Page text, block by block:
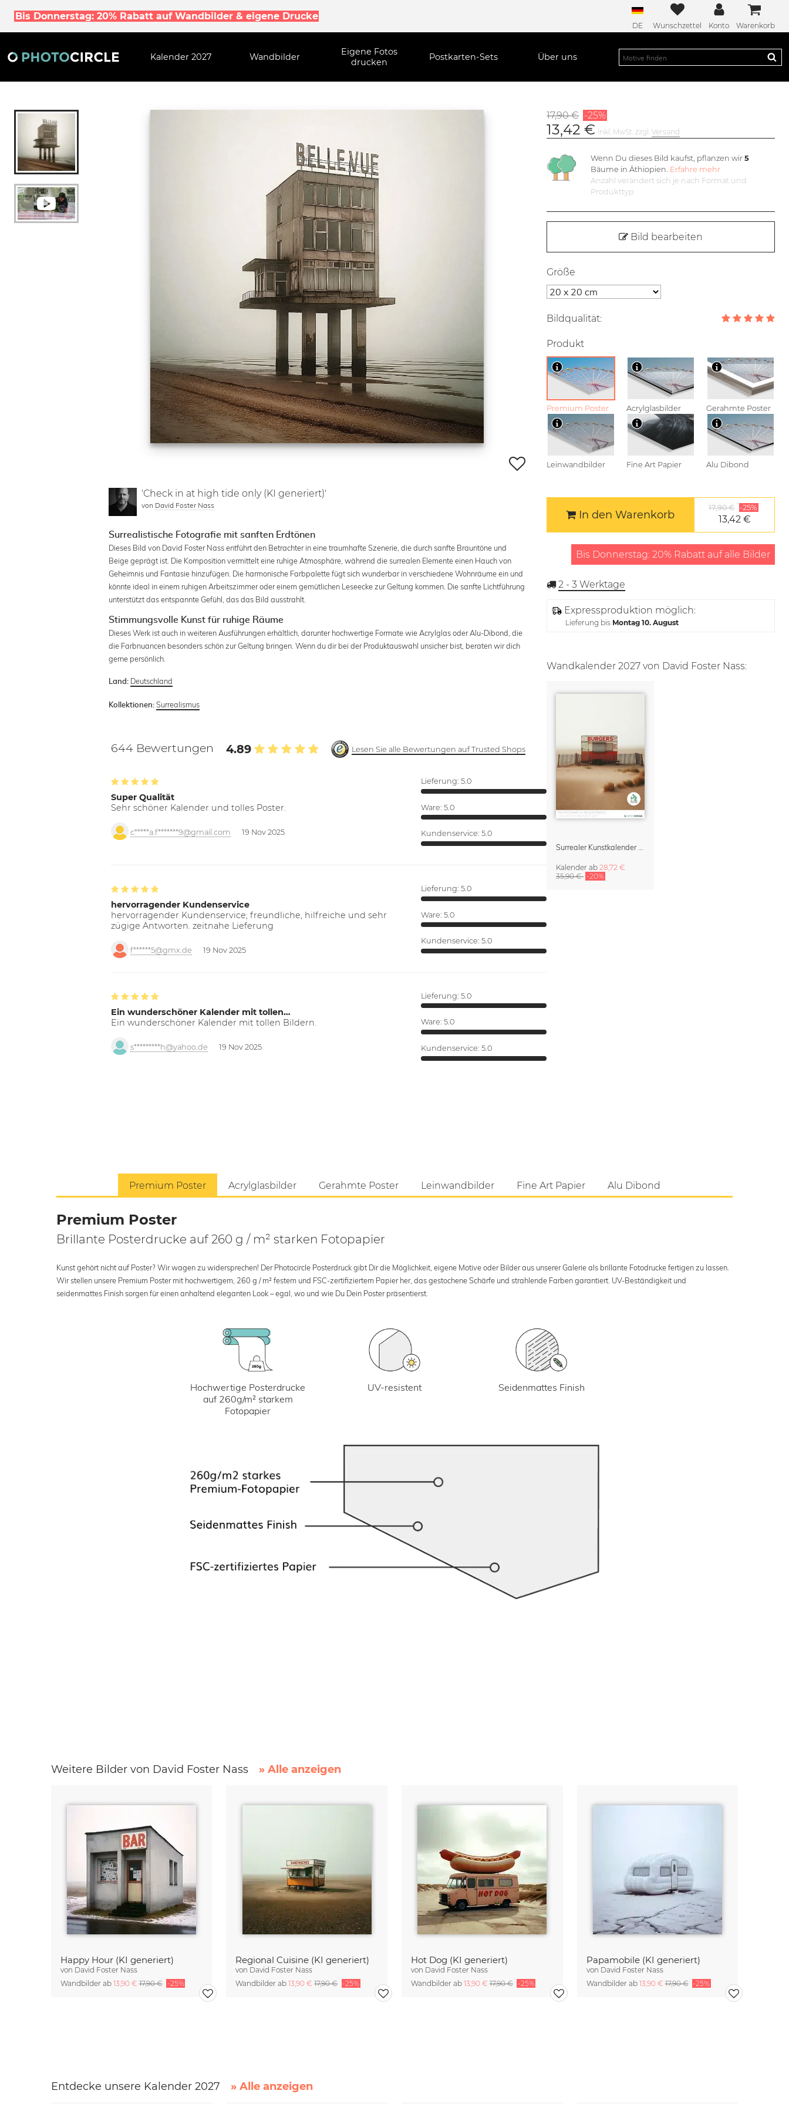
Bis Donnerstag: 20% Rabatt auf Wandbilder & eigene Drucke
DE Wunschzettel Konto Warenkorb
Kalender 2027 Wandbilder
Eigene Fotos
drucken
Postkarten-Sets Über uns
'Check in at high tide only (KI generiert)'
von David Foster Nass
Surrealistische Fotografie mit sanften Erdtönen
Dieses Bild von David Foster Nass entführt den Betrachter in eine traumhafte Szenerie, die durch sanfte Brauntöne und
Beige geprägt ist. Die Komposition vermittelt eine ruhige Atmosphäre, während die surrealen Elemente einen Hauch von
Geheimnis und Fantasie hinzufügen. Die harmonische Farbpalette fügt sich wunderbar in verschiedene Wohnräume ein und
könnte ideal in einem ruhigen Arbeitszimmer oder einem gemütlichen Leseecke zur Geltung kommen. Die sanfte Lichtführung
unterstützt das entspannte Gefühl, das das Bild ausstrahlt.
Stimmungsvolle Kunst für ruhige Räume
Dieses Werk ist auch in weiteren Ausführungen erhältlich, darunter hochwertige Formate wie Acrylglas oder Alu-Dibond, die
die Farbnuancen besonders schön zur Geltung bringen. Wenn du dir bei der Produktauswahl unsicher bist, beraten wir dich
gerne persönlich.
Land: Deutschland
Kollektionen: Surrealismus
644 Bewertungen 4.89 Lesen Sie alle Bewertungen auf Trusted Shops
Super Qualität
Sehr schöner Kalender und tolles Poster.
c*****a.f*******9@gmail.com 19 Nov 2025
Lieferung: 5.0
Ware: 5.0
Kundenservice: 5.0
hervorragender Kundenservice
hervorragender Kundenservice; freundliche, hilfreiche und sehr
zügige Antworten. zeitnahe Lieferung
f******5@gmx.de 19 Nov 2025
Lieferung: 5.0
Ware: 5.0
Kundenservice: 5.0
Ein wunderschöner Kalender mit tollen…
Ein wunderschöner Kalender mit tollen Bildern.
s*********h@yahoo.de 19 Nov 2025
Lieferung: 5.0
Ware: 5.0
Kundenservice: 5.0
17,90 € -25%
13,42 € inkl. MwSt. zzgl.Versand
Wenn Du dieses Bild kaufst, pflanzen wir5
Bäume in Äthiopien. Erfahre mehr
Anzahl verändert sich je nach Format und
Produkttyp
Bild bearbeiten
Größe
Bildqualität:
Produkt
Premium Poster Acrylglasbilder Gerahmte Poster
Leinwandbilder Fine Art Papier Alu Dibond
In den Warenkorb
17,90 € -25%
13,42 €
Bis Donnerstag: 20% Rabatt auf alle Bilder
2 - 3 Werktage
Expressproduktion möglich:
Lieferung bis Montag 10. August
Wandkalender 2027 von David Foster Nass:
Surrealer Kunstkalender & Organizer 2027 – 'Photographs Never Taken' von David Foster Nass (KI generiert)
Kalender ab28,72 €
35,90 € -20%
Premium Poster Acrylglasbilder Gerahmte Poster Leinwandbilder Fine Art Papier Alu Dibond
Premium Poster
Brillante Posterdrucke auf 260 g / m² starken Fotopapier
Kunst gehört nicht auf Poster? Wir wagen zu widersprechen! Der Photocircle Posterdruck gibt Dir die Möglichkeit, eigene Motive oder Bilder aus unserer Galerie als brillante Fotodrucke fertigen zu lassen.
Wir stellen unsere Premium Poster mit hochwertigem, 260 g / m² festem und FSC-zertifiziertem Papier her, das gestochene Schärfe und strahlende Farben garantiert. UV-Beständigkeit und
seidenmattes Finish sorgen für einen anhaltend eleganten Look – egal, wo und wie Du Dein Poster präsentierst.
Hochwertige Posterdrucke
auf 260g/m² starkem
Fotopapier
UV-resistent Seidenmattes Finish
Weitere Bilder von David Foster Nass » Alle anzeigen
Happy Hour (KI generiert)
von David Foster Nass
Wandbilder ab 13,90 €17,90 € -25%
Regional Cuisine (KI generiert)
von David Foster Nass
Wandbilder ab13,90 €17,90 € -25%
Hot Dog (KI generiert)
von David Foster Nass
Wandbilder ab 13,90 € 17,90 € -25%
Papamobile (KI generiert)
von David Foster Nass
Wandbilder ab 13,90 €17,90 € -25%
Entdecke unsere Kalender 2027 » Alle anzeigen